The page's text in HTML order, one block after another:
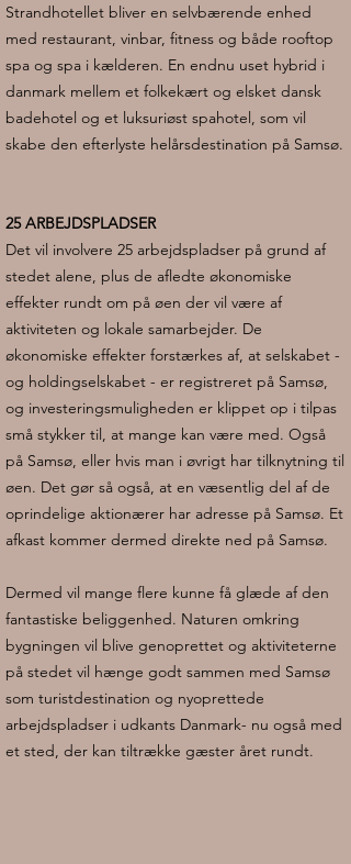
Strandhotellet bliver en selvbærende enhed
med restaurant, vinbar, fitness og både rooftop
spa og spa i kælderen. En endnu uset hybrid i
danmark mellem et folkekært og elsket dansk
badehotel og et luksuriøst spahotel, som vil
skabe den efterlyste helårsdestination på Samsø.
25 ARBEJDSPLADSER
Det vil involvere 25 arbejdspladser på grund af
stedet alene, plus de afledte økonomiske
effekter rundt om på øen der vil være af
aktiviteten og lokale samarbejder. De
økonomiske effekter forstærkes af, at selskabet -
og holdingselskabet - er registreret på Samsø,
og investeringsmuligheden er klippet op i tilpas
små stykker til, at mange kan være med. Også
på Samsø, eller hvis man i øvrigt har tilknytning til
øen. Det gør så også, at en væsentlig del af de
oprindelige aktionærer har adresse på Samsø. Et
afkast kommer dermed direkte ned på Samsø.
Dermed vil mange flere kunne få glæde af den
fantastiske beliggenhed. Naturen omkring
bygningen vil blive genoprettet og aktiviteterne
på stedet vil hænge godt sammen med Samsø
som turistdestination og nyoprettede
arbejdspladser i udkants Danmark- nu også med
et sted, der kan tiltrække gæster året rundt.